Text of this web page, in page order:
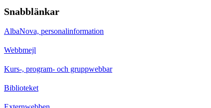
Snabblänkar
AlbaNova, personalinformation
Webbmejl
Kurs-, program- och gruppwebbar
Biblioteket